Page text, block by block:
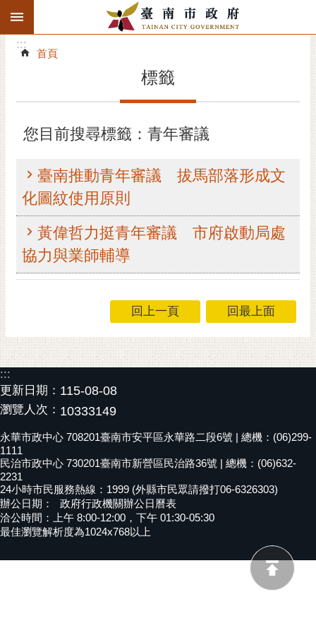
跳到主要內容區塊
搜
階
精彩府城
市府團隊
主題服務
市政資訊
黃
偉
哲
螢
光
泉
桐
花
祭
網
:::
:::
首頁
標籤
您目前搜尋標籤：青年審議
臺南推動青年審議 拔馬部落形成文
化圖紋使用原則
黃偉哲力挺青年審議 市府啟動局處
協力與業師輔導
回上一頁 回最上面
:::
更新日期： 115-08-08
瀏覽人次： 10333149
永華市政中心 708201臺南市安平區永華路二段6號 | 總機：(06)299-
1111
民治市政中心 730201臺南市新營區民治路36號 | 總機：(06)632-
2231
24小時市民服務熱線：1999 (外縣市民眾請撥打06-6326303)
辦公日期：
政府行政機關辦公日曆表
洽公時間：上午 8:00-12:00，下午 01:30-05:30
最佳瀏覽解析度為1024x768以上